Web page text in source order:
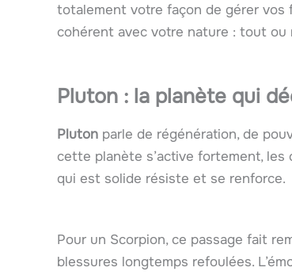
totalement votre façon de gérer vos
cohérent avec votre nature : tout ou
Pluton : la planète qui
Pluton parle de régénération, de
cette planète s’active fortement,
qui est solide résiste et se renforce.
Pour un Scorpion, ce passage fait
blessures longtemps refoulées.